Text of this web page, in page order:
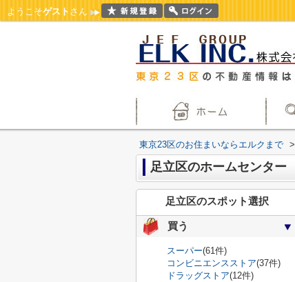
ようこそゲスト さん
東京23区のお住まいならエルクまで >
足立区のホームセンター
足立区のスポット選択
買う
スーパー(61件)
コンビニエンスストア(37件)
ドラッグストア(12件)